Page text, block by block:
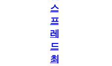
스
프
레
드]
최